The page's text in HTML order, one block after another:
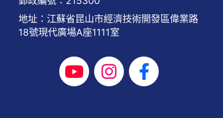
地址：江蘇省昆山市經濟技術開發區偉業路
18號現代廣場A座1111室